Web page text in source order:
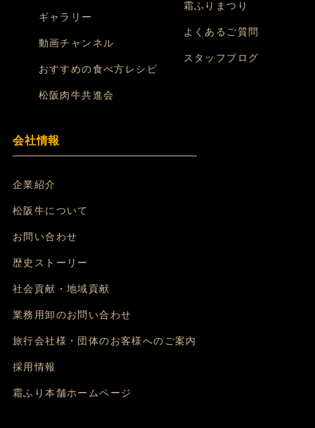
ギャラリー
動画チャンネル
おすすめの食べ方レシピ
松阪肉牛共進会
霜ふりまつり
よくあるご質問
スタッフブログ
会社情報
企業紹介
松阪牛について
お問い合わせ
歴史ストーリー
社会貢献・地域貢献
業務用卸のお問い合わせ
旅行会社様・団体のお客様へのご案内
採用情報
霜ふり本舗ホームページ